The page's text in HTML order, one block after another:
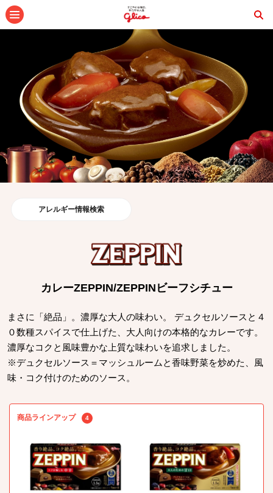
アレルギー情報検索
カレーZEPPIN/ZEPPINビーフシチュー
まさに「絶品」。濃厚な大人の味わい。 デュクセルソースと４
０数種スパイスで仕上げた、大人向けの本格的なカレーです。
濃厚なコクと風味豊かな上質な味わいを追求しました。
※デュクセルソース＝マッシュルームと香味野菜を炒めた、風
味・コク付けのためのソース。
商品ラインアップ 4